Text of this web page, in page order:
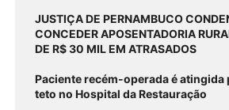
JUSTIÇA DE PERNAMBUCO
CONCEDER APOSENTADORIA
DE R$ 30 MIL EM ATRASADOS
Paciente recém-operada é atingida
teto no Hospital da Restauração